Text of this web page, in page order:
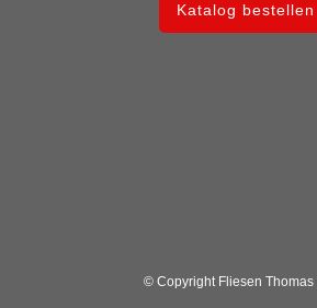
Katalog bestellen
© Copyright Fliesen Thomas